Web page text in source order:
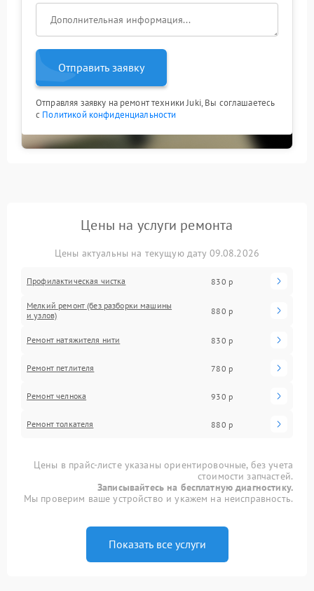
Отправить заявку
Отправляя заявку на ремонт техники Juki, Вы соглашаетесь
с Политикой конфиденциальности
Цены на услуги ремонта
Цены актуальны на текущую дату 09.08.2026
Профилактическая чистка 830 р
Мелкий ремонт (без разборки машины
и узлов)
880 р
Ремонт натяжителя нити 830 р
Ремонт петлителя 780 р
Ремонт челнока 930 р
Ремонт толкателя 880 р
Цены в прайс-листе указаны ориентировочные, без учета
стоимости запчастей.
Записывайтесь на бесплатную диагностику.
Мы проверим ваше устройство и укажем на неисправность.
Показать все услуги